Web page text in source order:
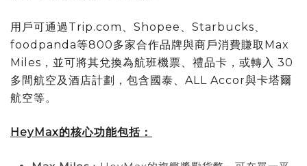
用戶可通過Trip.com、Shopee、Starbucks、
foodpanda等800多家合作品牌與商戶消費賺取Max
Miles，並可將其兌換為航班機票、禮品卡， 或轉入 30
多間航空及酒店計劃，包含國泰、ALL Accor與卡塔爾
航空等。
HeyMax的核心功能包括：